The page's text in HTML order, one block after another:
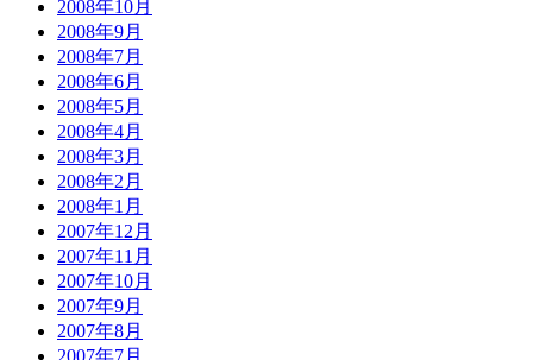
2008年10月
2008年9月
2008年7月
2008年6月
2008年5月
2008年4月
2008年3月
2008年2月
2008年1月
2007年12月
2007年11月
2007年10月
2007年9月
2007年8月
2007年7月